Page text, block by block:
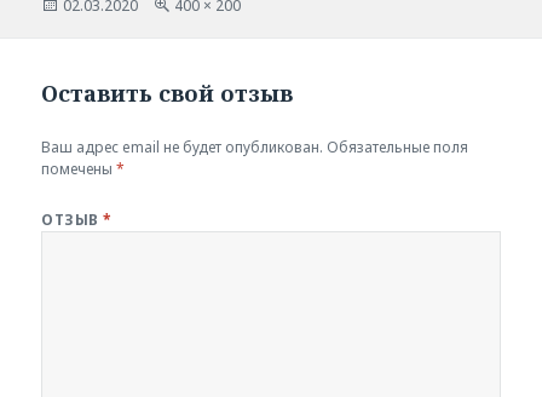
02.03.2020 400 × 200
Оставить свой отзыв
Ваш адрес email не будет опубликован. Обязательные поля
помечены*
ОТЗЫВ*